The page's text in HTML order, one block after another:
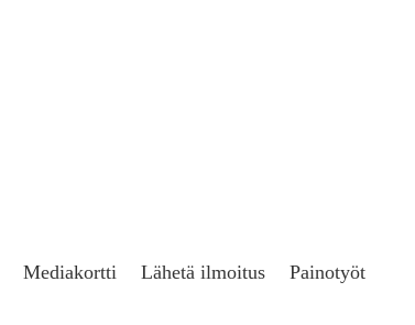
Mediakortti Lähetä ilmoitus Painotyöt